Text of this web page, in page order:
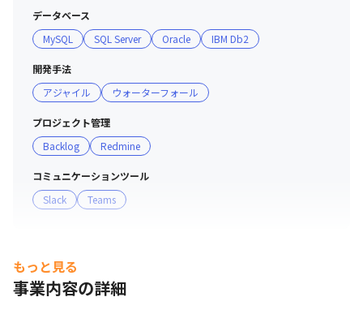
データベース
MySQL
SQL Server Oracle IBM Db2
開発手法
アジャイル
ウォーターフォール
プロジェクト管理
Backlog
Redmine
コミュニケーションツール
Slack
Teams
もっと見る
事業内容の詳細